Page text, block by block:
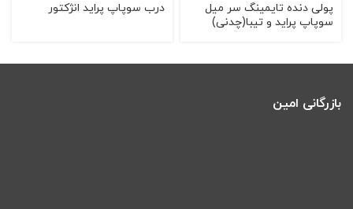
پولی دنده تایمینگ سر میل
سوپاپ پراید و تیبا(چدنی)
درب سوپاپ پراید انژکتور
بازرگانی امین